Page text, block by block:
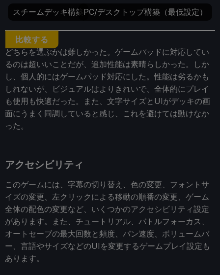
比較する
スチームデッキ構築 PC/デスクトップ構築（最低設定）
どちらを選ぶかは難しかった。ゲームパッドに対応してい
るのは超いいことだが、追加性能は素晴らしかった。しか
し、個人的にはゲームパッド対応にした。性能は劣るかも
しれないが、ビジュアルはよりきれいで、全体的にプレイ
も使用も快適だった。また、文字サイズとUIがデッキの画
面にうまく同調していると感じ、これを避けては動けなか
った。
アクセシビリティ
このゲームには、字幕の切り替え、色の変更、フォントサ
イズの変更、左クリックによる移動の順番の変更、ゲーム
全体の配色の変更など、いくつかのアクセシビリティ設定
があります。また、チュートリアル、バトルフォーカス、
オートセーブの最大回数と頻度、パン速度、ボリュームバ
ー、言語やサイズなどのUIを変更するゲームプレイ設定も
あります。